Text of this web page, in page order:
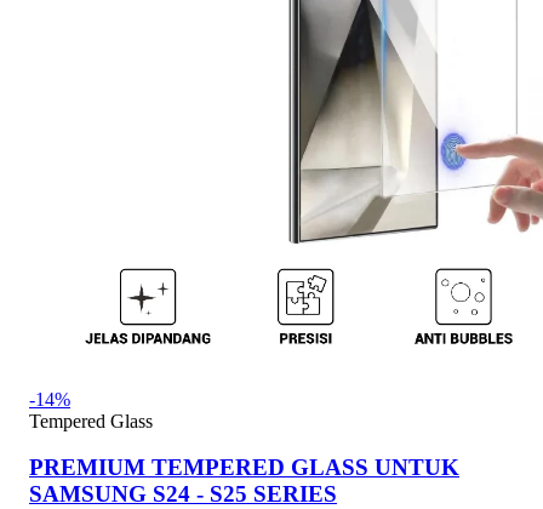
-14%
Tempered Glass
PREMIUM TEMPERED GLASS UNTUK
SAMSUNG S24 - S25 SERIES